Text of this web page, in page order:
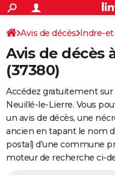
ACTUALITÉS
Politique
Société
Faits Divers
Education
Monde
Villes
+
SPORT
Coupe du monde 2026
Football
Tennis
Cyclisme
Rugby
Forum
FINANCE
Retraite
Impôts
Epargne
Immobilier
Risques naturels par ville
Banque
Assurance
Crédit
Essais
Réserver un essai
Citadines
Berlines
SUV
Forum auto
+
HIGH-TECH
Mobiles
Meilleur smartphone
Internet
Ordinateurs
Jeux vidéo
Guide high-tech
+BRICOLAGE
Avis de décès Indre-
Avis de décès
(37380)
Accédez gratuitement sur
Neuillé-le-Lierre. Vous
un avis de décès, une
ancien en tapant le nom
postal) d'une commune
moteur de recherche ci-